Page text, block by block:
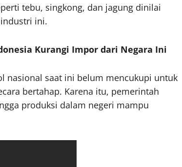
tebu, singkong, dan jagung dinilai
ini.
Kurangi Impor dari Negara Ini
nasional saat ini belum mencukupi untuk
bertahap. Karena itu, pemerintah
produksi dalam negeri mampu